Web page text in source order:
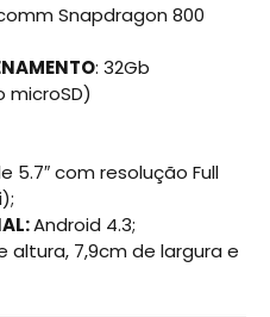
Snapdragon 800
: 32Gb
microSD)
5.7″ com resolução Full
Android 4.3;
altura, 7,9cm de largura e